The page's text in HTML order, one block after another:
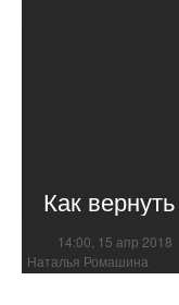
Как
14:00, 15 апр 2018
Наталья Ромашина